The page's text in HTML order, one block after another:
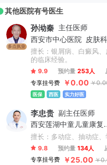
其他医院有号医生
多点执业
孙泑秦 主任医师
西安市中心医院
皮肤科
擅长：银屑病、白癜风
的临床经验。
9.9 预约量 253人
专享挂号费
￥0.00 ￥
医保 西医 实力好医
李忠贵 副主任医师
西安莲
擅长：多动症、抽动症
9.8 预约量 134人
专享挂号费
￥25.00 ￥